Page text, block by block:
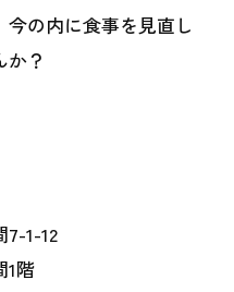
の内に食事を見直し
？
1-12
1階